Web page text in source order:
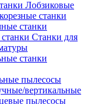
Лобзиковые
станки
станки
Станки для
станки
пылесосы
вертикальные
пылесосы